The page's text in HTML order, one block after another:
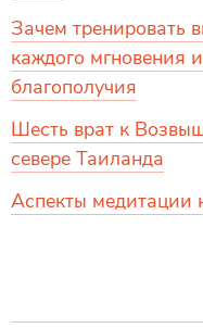
Зачем тренировать
каждого мгновения
благополучия
Шесть врат к
севере Таиланда
Аспекты медитации